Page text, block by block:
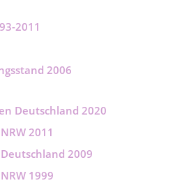
2011
2006
Deutschland 2020
2011
2009
1999